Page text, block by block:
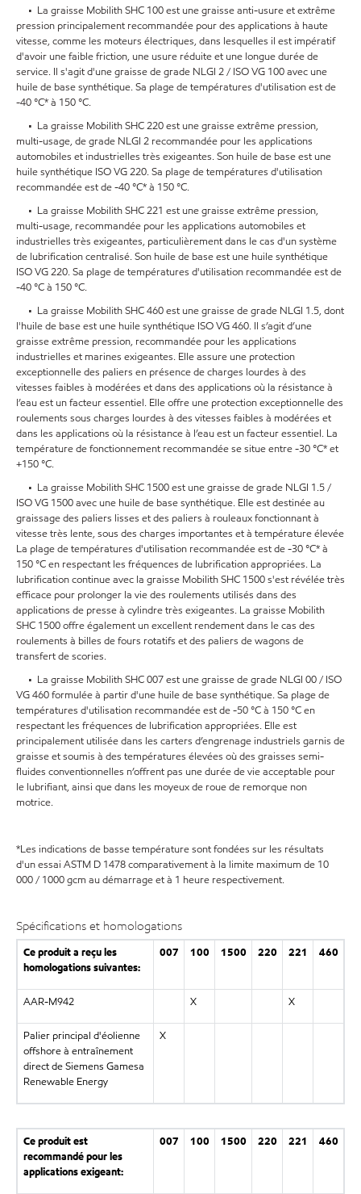
• La graisse Mobilith SHC 100 est une graisse anti-usure et extrême
pression principalement recommandée pour des applications à haute
vitesse, comme les moteurs électriques, dans lesquelles il est impératif
d'avoir une faible friction, une usure réduite et une longue durée de
service. Il s'agit d'une graisse de grade NLGI 2 / ISO VG 100 avec une
huile de base synthétique. Sa plage de températures d'utilisation est de
-40 °C* à 150 °C.
• La graisse Mobilith SHC 220 est une graisse extrême pression,
multi-usage, de grade NLGI 2 recommandée pour les applications
automobiles et industrielles très exigeantes. Son huile de base est une
huile synthétique ISO VG 220. Sa plage de températures d'utilisation
recommandée est de -40 °C* à 150 °C.
• La graisse Mobilith SHC 221 est une graisse extrême pression,
multi-usage, recommandée pour les applications automobiles et
industrielles très exigeantes, particulièrement dans le cas d'un système
de lubrification centralisé. Son huile de base est une huile synthétique
ISO VG 220. Sa plage de températures d'utilisation recommandée est de
-40 °C à 150 °C.
• La graisse Mobilith SHC 460 est une graisse de grade NLGI 1.5, dont
l'huile de base est une huile synthétique ISO VG 460. Il s’agit d’une
graisse extrême pression, recommandée pour les applications
industrielles et marines exigeantes. Elle assure une protection
exceptionnelle des paliers en présence de charges lourdes à des
vitesses faibles à modérées et dans des applications où la résistance à
l’eau est un facteur essentiel. Elle offre une protection exceptionnelle des
roulements sous charges lourdes à des vitesses faibles à modérées et
dans les applications où la résistance à l’eau est un facteur essentiel. La
température de fonctionnement recommandée se situe entre -30 °C* et
+150 °C.
• La graisse Mobilith SHC 1500 est une graisse de grade NLGI 1.5 /
ISO VG 1500 avec une huile de base synthétique. Elle est destinée au
graissage des paliers lisses et des paliers à rouleaux fonctionnant à
vitesse très lente, sous des charges importantes et à température élevée
La plage de températures d'utilisation recommandée est de -30 °C* à
150 °C en respectant les fréquences de lubrification appropriées. La
lubrification continue avec la graisse Mobilith SHC 1500 s'est révélée très
efficace pour prolonger la vie des roulements utilisés dans des
applications de presse à cylindre très exigeantes. La graisse Mobilith
SHC 1500 offre également un excellent rendement dans le cas des
roulements à billes de fours rotatifs et des paliers de wagons de
transfert de scories.
• La graisse Mobilith SHC 007 est une graisse de grade NLGI 00 / ISO
VG 460 formulée à partir d'une huile de base synthétique. Sa plage de
températures d'utilisation recommandée est de -50 °C à 150 °C en
respectant les fréquences de lubrification appropriées. Elle est
principalement utilisée dans les carters d’engrenage industriels garnis de
graisse et soumis à des températures élevées où des graisses semi-
fluides conventionnelles n’offrent pas une durée de vie acceptable pour
le lubrifiant, ainsi que dans les moyeux de roue de remorque non
motrice.
*Les indications de basse température sont fondées sur les résultats
d'un essai ASTM D 1478 comparativement à la limite maximum de 10
000 / 1000 gcm au démarrage et à 1 heure respectivement.
Spécifications et homologations
Ce produit a reçu les
homologations suivantes:
007 100 1500 220 221 460
AAR-M942 X X
Palier principal d'éolienne
offshore à entraînement
direct de Siemens Gamesa
Renewable Energy
X
Ce produit est
recommandé pour les
applications exigeant:
007 100 1500 220 221 460